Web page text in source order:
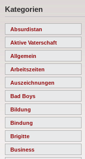
Kategorien
Absurdistan
Aktive Vaterschaft
Allgemein
Arbeitszeiten
Auszeichnungen
Bad Boys
Bildung
Bindung
Brigitte
Business